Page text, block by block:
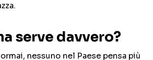
serve davvero?
nessuno nel Paese pensa più